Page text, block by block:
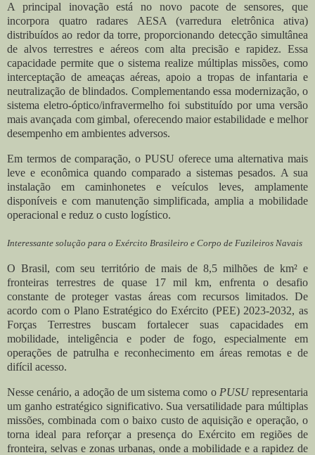
A principal inovação está no novo pacote de sensores, que
incorpora quatro radares AESA (varredura eletrônica ativa)
distribuídos ao redor da torre, proporcionando detecção simultânea
de alvos terrestres e aéreos com alta precisão e rapidez. Essa
capacidade permite que o sistema realize múltiplas missões, como
interceptação de ameaças aéreas, apoio a tropas de infantaria e
neutralização de blindados. Complementando essa modernização, o
sistema eletro-óptico/infravermelho foi substituído por uma versão
mais avançada com gimbal, oferecendo maior estabilidade e melhor
desempenho em ambientes adversos.
Em termos de comparação, o PUSU oferece uma alternativa mais
leve e econômica quando comparado a sistemas pesados. A sua
instalação em caminhonetes e veículos leves, amplamente
disponíveis e com manutenção simplificada, amplia a mobilidade
operacional e reduz o custo logístico.
Interessante solução para o Exército Brasileiro e Corpo de Fuzileiros Navais
O Brasil, com seu território de mais de 8,5 milhões de km² e
fronteiras terrestres de quase 17 mil km, enfrenta o desafio
constante de proteger vastas áreas com recursos limitados. De
acordo com o Plano Estratégico do Exército (PEE) 2023-2032, as
Forças Terrestres buscam fortalecer suas capacidades em
mobilidade, inteligência e poder de fogo, especialmente em
operações de patrulha e reconhecimento em áreas remotas e de
difícil acesso.
Nesse cenário, a adoção de um sistema como o PUSUrepresentaria
um ganho estratégico significativo. Sua versatilidade para múltiplas
missões, combinada com o baixo custo de aquisição e operação, o
torna ideal para reforçar a presença do Exército em regiões de
fronteira, selvas e zonas urbanas, onde a mobilidade e a rapidez de